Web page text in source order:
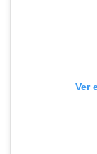
Ver